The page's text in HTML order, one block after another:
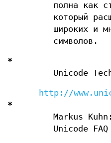
полна как
который
широких и
символов.
*
Unicode
http://
*
Markus
Unicode